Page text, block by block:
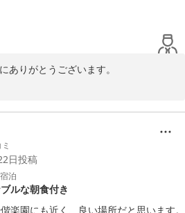
の和洋様々なメニューをご用意してお
産品である納豆「だるま納豆」は当ホ
テルとしてご満足いただけるよう、ス
す。
ありがとうございました。
ありがとうございます。
御礼申し上げます。
ご満足いただけたご様子、大変嬉しく
私も大好きです！
になられたお客様が「お腹いっぱい」
と朝食スタッフ同様にとっても嬉しく
日投稿
宿泊
ルな朝食付き
楽園にも近く、良い場所だと思います。